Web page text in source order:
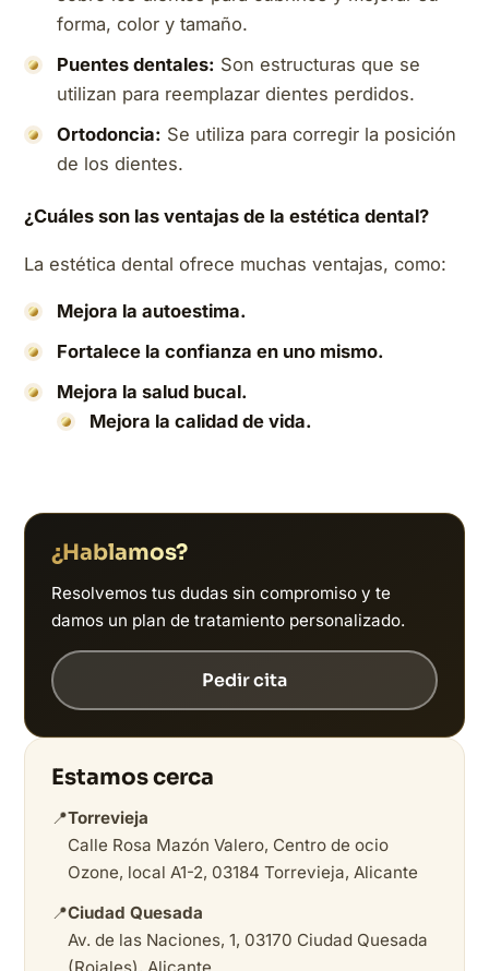
forma, color y tamaño.
Puentes dentales: Son estructuras que se
utilizan para reemplazar dientes perdidos.
Ortodoncia: Se utiliza para corregir la posición
de los dientes.
¿Cuáles son las ventajas de la estética dental?
La estética dental ofrece muchas ventajas, como:
Mejora la autoestima.
Fortalece la confianza en uno mismo.
Mejora la salud bucal.
Mejora la calidad de vida.
¿Hablamos?
Resolvemos tus dudas sin compromiso y te
damos un plan de tratamiento personalizado.
Pedir cita
Estamos cerca
📍Torrevieja
Calle Rosa Mazón Valero, Centro de ocio
Ozone, local A1-2, 03184 Torrevieja, Alicante
📍Ciudad Quesada
Av. de las Naciones, 1, 03170 Ciudad Quesada